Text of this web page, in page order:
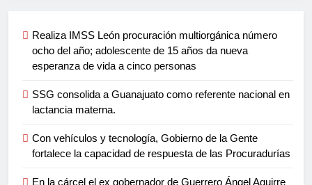
Realiza IMSS León procuración multiorgánica número
ocho del año; adolescente de 15 años da nueva
esperanza de vida a cinco personas
SSG consolida a Guanajuato como referente nacional en
lactancia materna.
Con vehículos y tecnología, Gobierno de la Gente
fortalece la capacidad de respuesta de las Procuradurías
En la cárcel el ex gobernador de Guerrero Ángel Aguirre